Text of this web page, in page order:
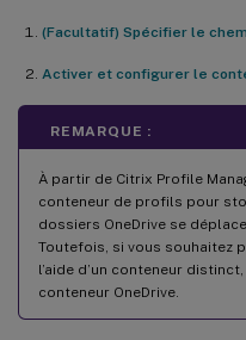
(Facultatif) Spécifier le
Activer et configurer le
REMARQUE :
À partir de Citrix Profile
conteneur de profils pour
dossiers OneDrive se
Toutefois, si vous souhaitez
l’aide d’un conteneur
conteneur OneDrive.